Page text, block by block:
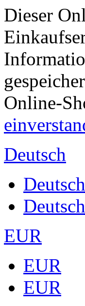
Dieser
Online-
Deutsch
Deutsch
Deutsch
EUR
EUR
EUR